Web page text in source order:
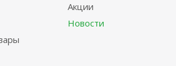
Акции
Новости